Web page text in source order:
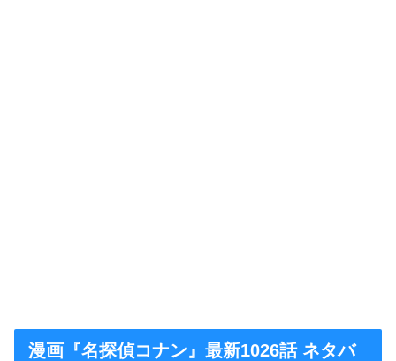
漫画『名探偵コナン』最新1026話 ネタバ